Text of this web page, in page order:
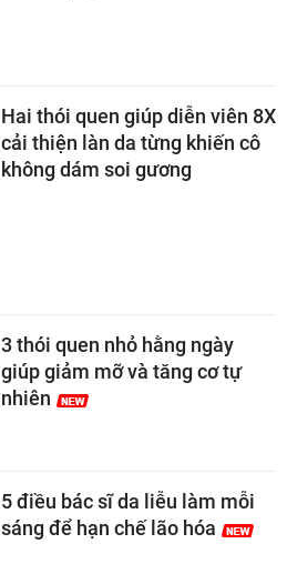
Hai thói quen giúp diễn viên 8X
cải thiện làn da từng khiến cô
không dám soi gương
3 thói quen nhỏ hằng ngày
giúp giảm mỡ và tăng cơ tự
nhiên
5 điều bác sĩ da liễu làm mỗi
sáng để hạn chế lão hóa